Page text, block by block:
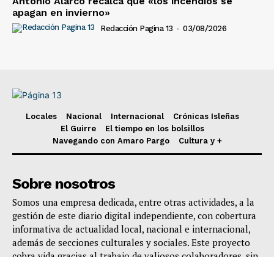
apagan en invierno»
Redacción Pagina 13 - 03/08/2026
Locales Nacional Internacional
Crónicas Isleñas
El Guirre
El tiempo en los bolsillos
Navegando con Amaro Pargo
Cultura y +
Sobre nosotros
Somos una empresa dedicada, entre otras actividades, a la
gestión de este diario digital independiente, con cobertura
informativa de actualidad local, nacional e internacional,
además de secciones culturales y sociales. Este proyecto